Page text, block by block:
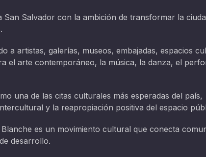
Salvador con la ambición de transformar la
a artistas, galerías, museos, embajadas, espacios
el arte contemporáneo, la música, la danza, el
una de las citas culturales más esperadas del país,
y la reapropiación positiva del espacio
es un movimiento cultural que conecta
desarrollo.